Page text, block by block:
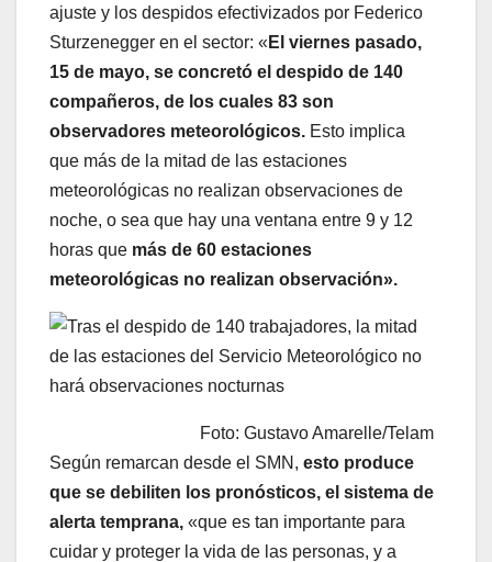
ajuste y los despidos efectivizados por Federico
Sturzenegger en el sector: « El viernes pasado,
15 de mayo, se concretó el despido de 140
compañeros, de los cuales 83 son
observadores meteorológicos. Esto implica
que más de la mitad de las estaciones
meteorológicas no realizan observaciones de
noche, o sea que hay una ventana entre 9 y 12
horas que más de 60 estaciones
meteorológicas no realizan observación».
Foto: Gustavo Amarelle/Telam
Según remarcan desde el SMN, esto produce
que se debiliten los pronósticos, el sistema de
alerta temprana, «que es tan importante para
cuidar y proteger la vida de las personas, y a